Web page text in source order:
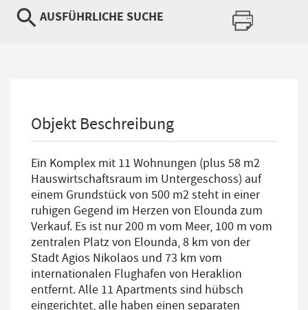
AUSFÜHRLICHE SUCHE
Objekt Beschreibung
Ein Komplex mit 11 Wohnungen (plus 58 m2
Hauswirtschaftsraum im Untergeschoss) auf
einem Grundstück von 500 m2 steht in einer
ruhigen Gegend im Herzen von Elounda zum
Verkauf. Es ist nur 200 m vom Meer, 100 m vom
zentralen Platz von Elounda, 8 km von der
Stadt Agios Nikolaos und 73 km vom
internationalen Flughafen von Heraklion
entfernt. Alle 11 Apartments sind hübsch
eingerichtet, alle haben einen separaten